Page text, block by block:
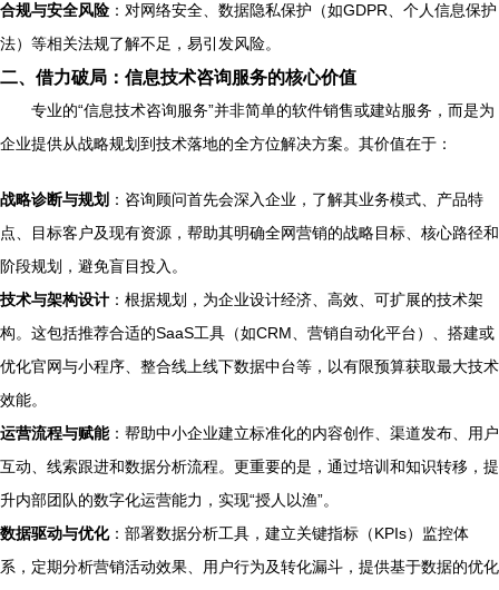
合规与安全风险 ：对网络安全、数据隐私保护（如GDPR、个人信息保护
法）等相关法规了解不足，易引发风险。
二、借力破局：信息技术咨询服务的核心价值
专业的“信息技术咨询服务”并非简单的软件销售或建站服务，而是为
企业提供从战略规划到技术落地的全方位解决方案。其价值在于：
战略诊断与规划 ：咨询顾问首先会深入企业，了解其业务模式、产品特
点、目标客户及现有资源，帮助其明确全网营销的战略目标、核心路径和
阶段规划，避免盲目投入。
技术与架构设计 ：根据规划，为企业设计经济、高效、可扩展的技术架
构。这包括推荐合适的SaaS工具（如CRM、营销自动化平台）、搭建或
优化官网与小程序、整合线上线下数据中台等，以有限预算获取最大技术
效能。
运营流程与赋能：帮助中小企业建立标准化的内容创作、渠道发布、用户
互动、线索跟进和数据分析流程。更重要的是，通过培训和知识转移，提
升内部团队的数字化运营能力，实现“授人以渔”。
数据驱动与优化：部署数据分析工具，建立关键指标（KPIs）监控体
系，定期分析营销活动效果、用户行为及转化漏斗，提供基于数据的优化